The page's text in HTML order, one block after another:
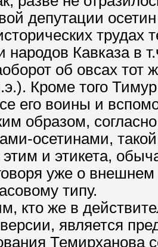
депутации
трудах
народов Кавказа в
об овсах
Кроме того
его воины и
образом,
осетинами,
этим и этикета,
уже о
типу.
кто же в
является
Темирханова